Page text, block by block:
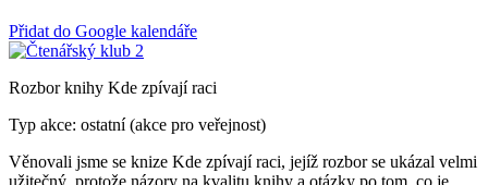
Přidat do Google kalendáře
Rozbor knihy Kde zpívají raci
Typ akce: ostatní (akce pro veřejnost)
Věnovali jsme se knize Kde zpívají raci, jejíž rozbor se ukázal velmi
užitečný, protože názory na kvalitu knihy a otázky po tom, co je